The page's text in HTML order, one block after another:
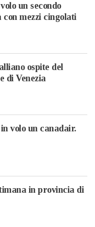
un secondo
mezzi cingolati
ospite del
di Venezia
volo un canadair.
in provincia di